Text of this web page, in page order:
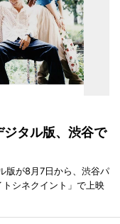
ジタル版、渋谷で
版が8月7日から、渋谷パ
シネクイント」で上映